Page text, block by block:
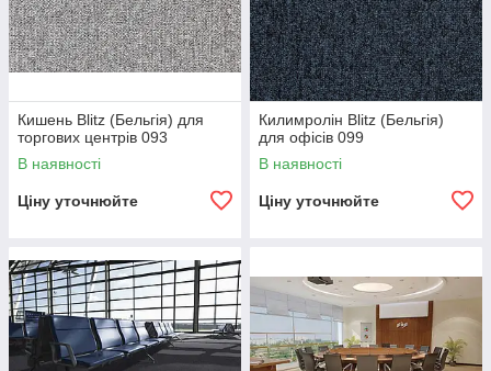
Кишень Blitz (Бельгія) для
торгових центрів 093
В наявності
Ціну уточнюйте
Килимролін Blitz (Бельгія)
для офісів 099
В наявності
Ціну уточнюйте